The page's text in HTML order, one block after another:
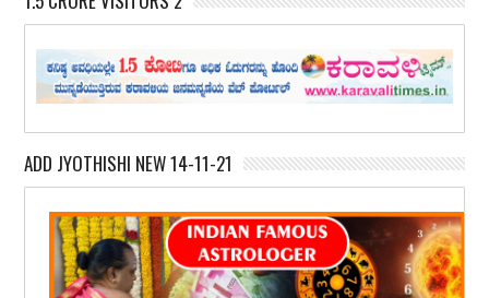
ADD JYOTHISHI NEW 14-11-21